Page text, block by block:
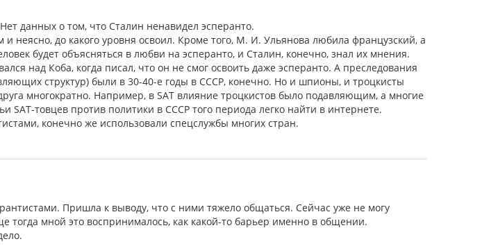
данных о том, что Сталин ненавидел эсперанто.
неясно, до какого уровня освоил. Кроме того, М. И. Ульянова любила французский, а
будет объясняться в любви на эсперанто, и Сталин, конечно, знал их мнения.
над Коба, когда писал, что он не смог освоить даже эсперанто. А преследования
структур) были в 30-40-е годы в СССР, конечно. Но и шпионы, и троцкисты
многократно. Например, в SAT влияние троцкистов было подавляющим, а многие
SAT-товцев против политики в СССР того периода легко найти в интернете.
конечно же использовали спецслужбы многих стран.
Пришла к выводу, что с ними тяжело общаться. Сейчас уже не могу
тогда мной это воспринималось, как какой-то барьер именно в общении.